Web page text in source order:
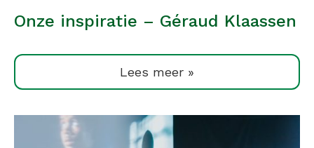
Onze inspiratie – Géraud Klaassen
Lees meer »